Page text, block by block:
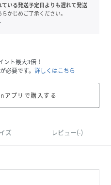
いる発送予定日よりも遅れて発送
かじめご了承ください。
ント最大3倍！
必要です。 詳しくはこちら
プリで購入する
ズ レビュー(-)